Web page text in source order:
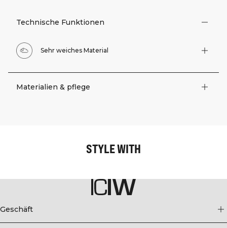
Technische Funktionen
Sehr weiches Material
Materialien & pflege
STYLE WITH
Geschäft